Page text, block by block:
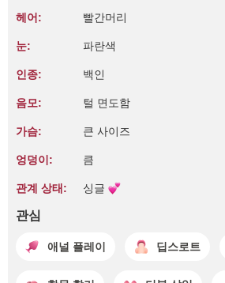
헤어: 빨간머리
눈: 파란색
인종: 백인
음모: 털 면도함
가슴: 큰 사이즈
엉덩이: 큼
관계 상태: 싱글
관심
애널 플레이 딥스로트